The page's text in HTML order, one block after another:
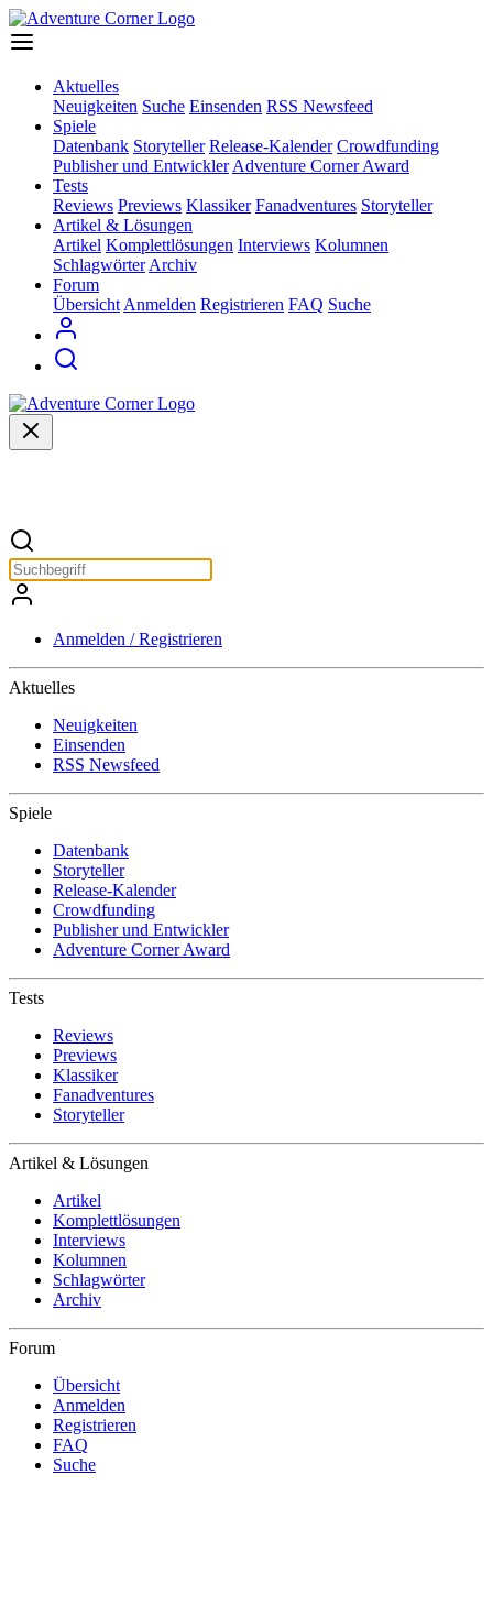
Aktuelles
Neuigkeiten Suche Einsenden RSS Newsfeed
Spiele
Datenbank Storyteller Release-Kalender Crowdfunding
Publisher und Entwickler Adventure Corner Award
Tests
Reviews Previews Klassiker Fanadventures Storyteller
Artikel & Lösungen
Artikel Komplettlösungen Interviews Kolumnen
Schlagwörter Archiv
Forum
Übersicht Anmelden Registrieren FAQ Suche
Anmelden / Registrieren
Aktuelles
Neuigkeiten
Einsenden
RSS Newsfeed
Spiele
Datenbank
Storyteller
Release-Kalender
Crowdfunding
Publisher und Entwickler
Adventure Corner Award
Tests
Reviews
Previews
Klassiker
Fanadventures
Storyteller
Artikel & Lösungen
Artikel
Komplettlösungen
Interviews
Kolumnen
Schlagwörter
Archiv
Forum
Übersicht
Anmelden
Registrieren
FAQ
Suche